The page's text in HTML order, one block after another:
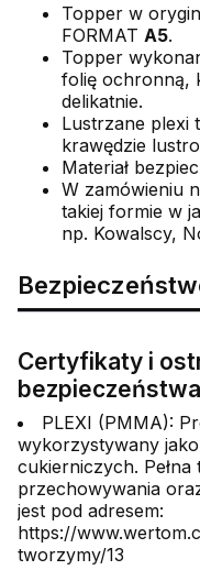
Topper w
FORMAT A5.
Topper
folię ochronną,
delikatnie.
Lustrzane plexi
krawędzie
Materiał
W zamówieniu
takiej formie w
np. Kowalscy,
Certyfikaty i
bezpieczeństwa
PLEXI (PMMA):
wykorzystywany
cukierniczych.
przechowywania
jest pod adresem:
https://
tworzymy/13